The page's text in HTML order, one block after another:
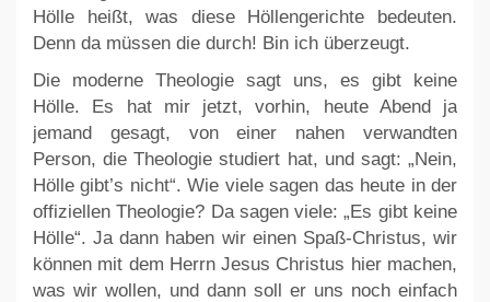
Hölle heißt, was diese Höllengerichte bedeuten.
Denn da müssen die durch! Bin ich überzeugt.
Die moderne Theologie sagt uns, es gibt keine
Hölle. Es hat mir jetzt, vorhin, heute Abend ja
jemand gesagt, von einer nahen verwandten
Person, die Theologie studiert hat, und sagt: „Nein,
Hölle gibt’s nicht“. Wie viele sagen das heute in der
offiziellen Theologie? Da sagen viele: „Es gibt keine
Hölle“. Ja dann haben wir einen Spaß-Christus, wir
können mit dem Herrn Jesus Christus hier machen,
was wir wollen, und dann soll er uns noch einfach